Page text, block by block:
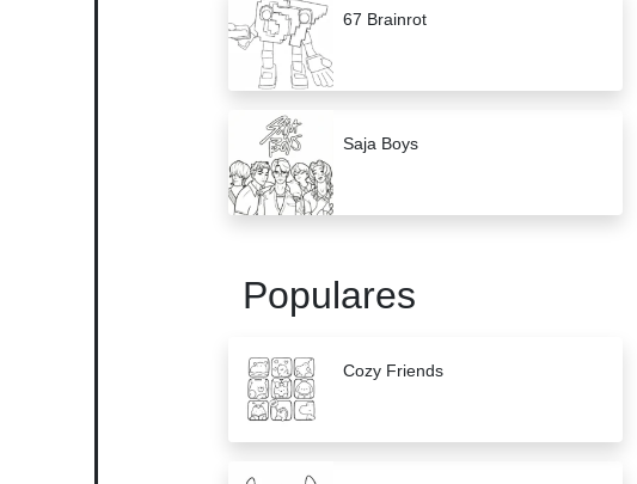
67 Brainrot
Saja Boys
Populares
Cozy Friends